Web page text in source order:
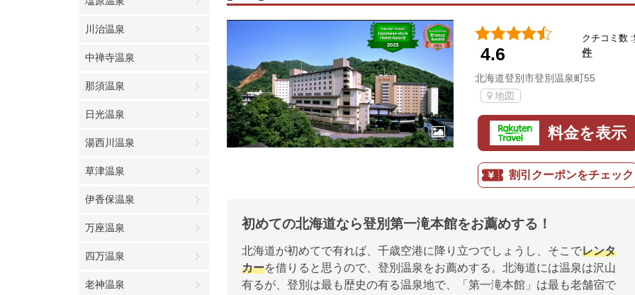
川治温泉
中禅寺温泉
那須温泉
日光温泉
湯西川温泉
草津温泉
伊香保温泉
万座温泉
四万温泉
老神温泉
4.6
クチコミ数 :
件
北海道登別市登別温泉町55
地図
料金を表示
割引クーポンをチェック
初めての北海道なら登別第一滝本館をお薦めする！
北海道が初めてで有れば、千歳空港に降り立つでしょうし、そこでレンタ
カーを借りると思うので、登別温泉をお薦めする。北海道には温泉は沢山
有るが、登別は最も歴史の有る温泉地で、「第一滝本館」は最も老舗宿で